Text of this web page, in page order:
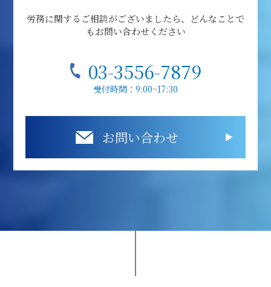
労務に関するご相談がございましたら、どんなことで
もお問い合わせください
03-3556-7879
受付時間：9:00~17:30
お問い合わせ